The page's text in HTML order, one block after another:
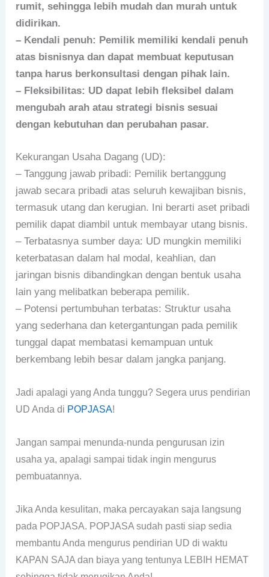
rumit, sehingga lebih mudah dan murah untuk
didirikan.
– Kendali penuh: Pemilik memiliki kendali penuh
atas bisnisnya dan dapat membuat keputusan
tanpa harus berkonsultasi dengan pihak lain.
– Fleksibilitas: UD dapat lebih fleksibel dalam
mengubah arah atau strategi bisnis sesuai
dengan kebutuhan dan perubahan pasar.
Kekurangan Usaha Dagang (UD):
– Tanggung jawab pribadi: Pemilik bertanggung
jawab secara pribadi atas seluruh kewajiban bisnis,
termasuk utang dan kerugian. Ini berarti aset pribadi
pemilik dapat diambil untuk membayar utang bisnis.
– Terbatasnya sumber daya: UD mungkin memiliki
keterbatasan dalam hal modal, keahlian, dan
jaringan bisnis dibandingkan dengan bentuk usaha
lain yang melibatkan beberapa pemilik.
– Potensi pertumbuhan terbatas: Struktur usaha
yang sederhana dan ketergantungan pada pemilik
tunggal dapat membatasi kemampuan untuk
berkembang lebih besar dalam jangka panjang.
Jadi apalagi yang Anda tunggu? Segera urus pendirian
UD Anda di POPJASA!
Jangan sampai menunda-nunda pengurusan izin
usaha ya, apalagi sampai tidak ingin mengurus
pembuatannya.
Jika Anda kesulitan, maka percayakan saja langsung
pada POPJASA. POPJASA sudah pasti siap sedia
membantu Anda mengurus pendirian UD di waktu
KAPAN SAJA dan biaya yang tentunya LEBIH HEMAT